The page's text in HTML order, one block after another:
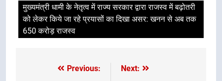
मुख्यमंत्री धामी के नेतृत्व में राज्य सरकार द्वारा राजस्व में बढ़ोतरी
को लेकर किये जा रहे प्रयासों का दिखा असर: खनन से अब तक
650 करोड़ राजस्व
Previous:
Next: